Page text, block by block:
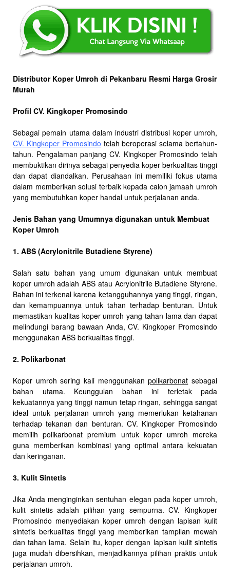
Distributor Koper Umroh di Pekanbaru Resmi Harga Grosir
Murah
Profil CV. Kingkoper Promosindo
Sebagai pemain utama dalam industri distribusi koper umroh,
CV. Kingkoper Promosindo telah beroperasi selama bertahun-
tahun. Pengalaman panjang CV. Kingkoper Promosindo telah
membuktikan dirinya sebagai penyedia koper berkualitas tinggi
dan dapat diandalkan. Perusahaan ini memiliki fokus utama
dalam memberikan solusi terbaik kepada calon jamaah umroh
yang membutuhkan koper handal untuk perjalanan anda.
Jenis Bahan yang Umumnya digunakan untuk Membuat
Koper Umroh
1. ABS (Acrylonitrile Butadiene Styrene)
Salah satu bahan yang umum digunakan untuk membuat
koper umroh adalah ABS atau Acrylonitrile Butadiene Styrene.
Bahan ini terkenal karena ketangguhannya yang tinggi, ringan,
dan kemampuannya untuk tahan terhadap benturan. Untuk
memastikan kualitas koper umroh yang tahan lama dan dapat
melindungi barang bawaan Anda, CV. Kingkoper Promosindo
menggunakan ABS berkualitas tinggi.
2. Polikarbonat
Koper umroh sering kali menggunakanpolikarbonat sebagai
bahan utama. Keunggulan bahan ini terletak pada
kekuatannya yang tinggi namun tetap ringan, sehingga sangat
ideal untuk perjalanan umroh yang memerlukan ketahanan
terhadap tekanan dan benturan. CV. Kingkoper Promosindo
memilih polikarbonat premium untuk koper umroh mereka
guna memberikan kombinasi yang optimal antara kekuatan
dan keringanan.
3. Kulit Sintetis
Jika Anda menginginkan sentuhan elegan pada koper umroh,
kulit sintetis adalah pilihan yang sempurna. CV. Kingkoper
Promosindo menyediakan koper umroh dengan lapisan kulit
sintetis berkualitas tinggi yang memberikan tampilan mewah
dan tahan lama. Selain itu, koper dengan lapisan kulit sintetis
juga mudah dibersihkan, menjadikannya pilihan praktis untuk
perjalanan umroh.